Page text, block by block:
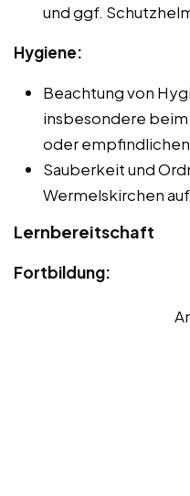
und ggf.
Hygiene:
Beachtung von
insbesondere
oder
Sauberkeit und
Wermelskirchen
Lernbereitschaft
Fortbildung: